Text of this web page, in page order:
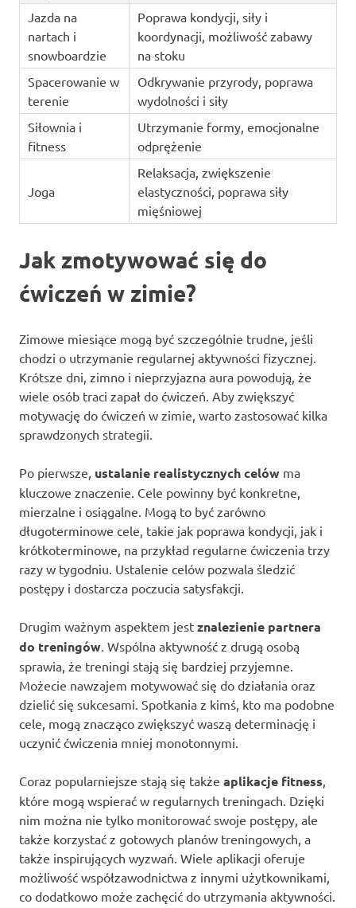
Jazda na
nartach i
snowboardzie
Poprawa kondycji, siły i
koordynacji, możliwość zabawy
na stoku
Spacerowanie w
terenie
Odkrywanie przyrody, poprawa
wydolności i siły
Siłownia i
fitness
Utrzymanie formy, emocjonalne
odprężenie
Joga
Relaksacja, zwiększenie
elastyczności, poprawa siły
mięśniowej
Jak zmotywować się do
ćwiczeń w zimie?
Zimowe miesiące mogą być szczególnie trudne, jeśli
chodzi o utrzymanie regularnej aktywności fizycznej.
Krótsze dni, zimno i nieprzyjazna aura powodują, że
wiele osób traci zapał do ćwiczeń. Aby zwiększyć
motywację do ćwiczeń w zimie, warto zastosować kilka
sprawdzonych strategii.
Po pierwsze, ustalanie realistycznych celów ma
kluczowe znaczenie. Cele powinny być konkretne,
mierzalne i osiągalne. Mogą to być zarówno
długoterminowe cele, takie jak poprawa kondycji, jak i
krótkoterminowe, na przykład regularne ćwiczenia trzy
razy w tygodniu. Ustalenie celów pozwala śledzić
postępy i dostarcza poczucia satysfakcji.
Drugim ważnym aspektem jest znalezienie partnera
do treningów. Wspólna aktywność z drugą osobą
sprawia, że treningi stają się bardziej przyjemne.
Możecie nawzajem motywować się do działania oraz
dzielić się sukcesami. Spotkania z kimś, kto ma podobne
cele, mogą znacząco zwiększyć waszą determinację i
uczynić ćwiczenia mniej monotonnymi.
Coraz popularniejsze stają się także aplikacje fitness,
które mogą wspierać w regularnych treningach. Dzięki
nim można nie tylko monitorować swoje postępy, ale
także korzystać z gotowych planów treningowych, a
także inspirujących wyzwań. Wiele aplikacji oferuje
możliwość współzawodnictwa z innymi użytkownikami,
co dodatkowo może zachęcić do utrzymania aktywności.